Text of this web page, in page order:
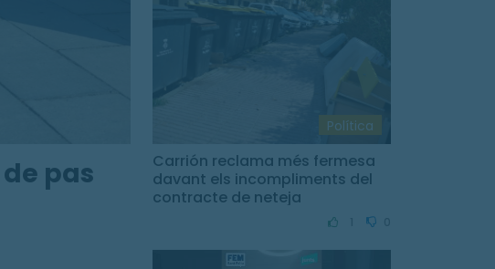
pas
Política
Carrión reclama més fermesa
davant els incompliments del
contracte de neteja